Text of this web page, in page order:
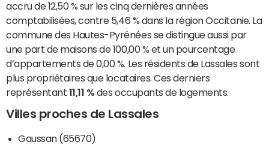
accru de 12,50 % sur les cinq dernières années
comptabilisées, contre 5,46 % dans la région Occitanie. La
commune des Hautes-Pyrénées se distingue aussi par
une part de maisons de 100,00 % et un pourcentage
d’appartements de 0,00 %. Les résidents de Lassales sont
plus propriétaires que locataires. Ces derniers
représentant 11,11 % des occupants de logements.
Villes proches de Lassales
Gaussan (65670)